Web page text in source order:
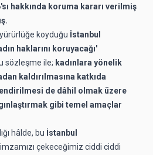
hakkında koruma kararı verilmiş
yürürlüğe koyduğu İstanbul
haklarını koruyacağı'
sözleşme ile; kadınlara yönelik
kaldırılmasına katkıda
de dâhil olmak üzere
gibi temel amaçlar
hâlde, bu İstanbul
çekeceğimiz ciddi ciddi